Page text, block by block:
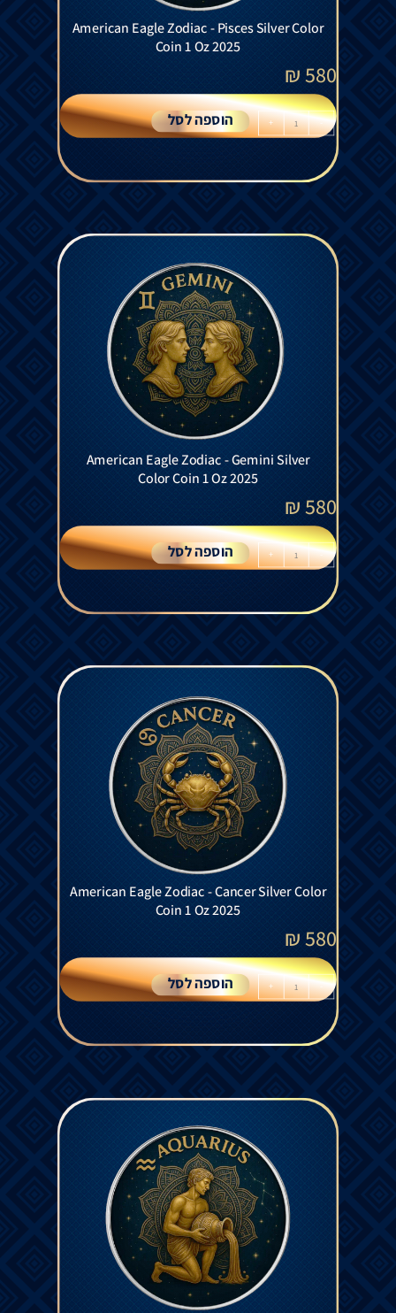
American Eagle Zodiac - Pisces Silver Color
Coin 1 Oz 2025
580
₪
-
+ הוספה לסל
American Eagle Zodiac - Gemini Silver
Color Coin 1 Oz 2025
580
₪
-
+ הוספה לסל
American Eagle Zodiac - Cancer Silver Color
Coin 1 Oz 2025
580
₪
-
+ הוספה לסל